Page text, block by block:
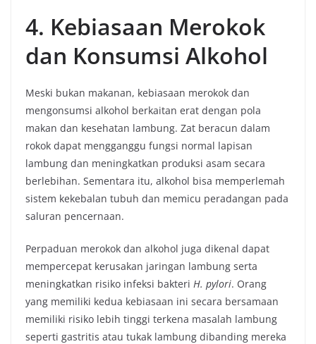
4. Kebiasaan Merokok
dan Konsumsi Alkohol
Meski bukan makanan, kebiasaan merokok dan
mengonsumsi alkohol berkaitan erat dengan pola
makan dan kesehatan lambung. Zat beracun dalam
rokok dapat mengganggu fungsi normal lapisan
lambung dan meningkatkan produksi asam secara
berlebihan. Sementara itu, alkohol bisa memperlemah
sistem kekebalan tubuh dan memicu peradangan pada
saluran pencernaan.
Perpaduan merokok dan alkohol juga dikenal dapat
mempercepat kerusakan jaringan lambung serta
meningkatkan risiko infeksi bakteri H. pylori. Orang
yang memiliki kedua kebiasaan ini secara bersamaan
memiliki risiko lebih tinggi terkena masalah lambung
seperti gastritis atau tukak lambung dibanding mereka